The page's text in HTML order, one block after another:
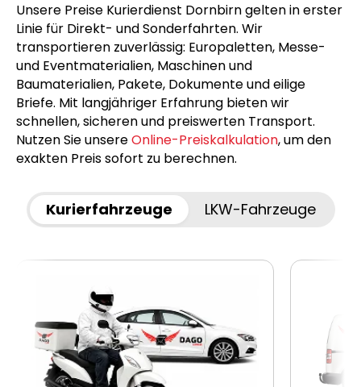
Unsere Preise Kurierdienst Dornbirn gelten in erster
Linie für Direkt- und Sonderfahrten. Wir
transportieren zuverlässig: Europaletten, Messe-
und Eventmaterialien, Maschinen und
Baumaterialien, Pakete, Dokumente und eilige
Briefe. Mit langjähriger Erfahrung bieten wir
schnellen, sicheren und preiswerten Transport.
Nutzen Sie unsereOnline-Preiskalkulation, um den
exakten Preis sofort zu berechnen.
Kurierfahrzeuge LKW-Fahrzeuge